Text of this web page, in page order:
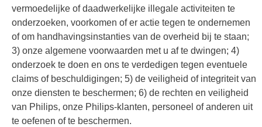
vermoedelijke of daadwerkelijke illegale activiteiten te
onderzoeken, voorkomen of er actie tegen te ondernemen
of om handhavingsinstanties van de overheid bij te staan;
3) onze algemene voorwaarden met u af te dwingen; 4)
onderzoek te doen en ons te verdedigen tegen eventuele
claims of beschuldigingen; 5) de veiligheid of integriteit van
onze diensten te beschermen; 6) de rechten en veiligheid
van Philips, onze Philips-klanten, personeel of anderen uit
te oefenen of te beschermen.